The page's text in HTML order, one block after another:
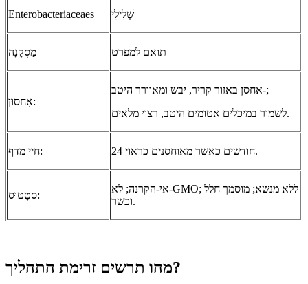
Enterobacteriaceaes שְׁלִילִי
מַסְקָנָה תואם למפרט
אִחסוּן:
אחסן באזור קריר, יבש ומאוורר היטב-;
לשמור במיכלים אטומים היטב, רצוי מלאים.
חיי מדף: 24 חודשים כאשר מאוחסנים כראוי.
סטָטוּס:
אי-הקרנה; לא-GMO; ללא מנשא; מוסמך חלל
וכשר.
מהו תרשים זרימת התהליך?